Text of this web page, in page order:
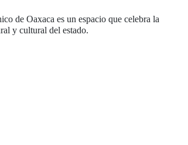
de Oaxaca es un espacio que celebra la
y cultural del estado.